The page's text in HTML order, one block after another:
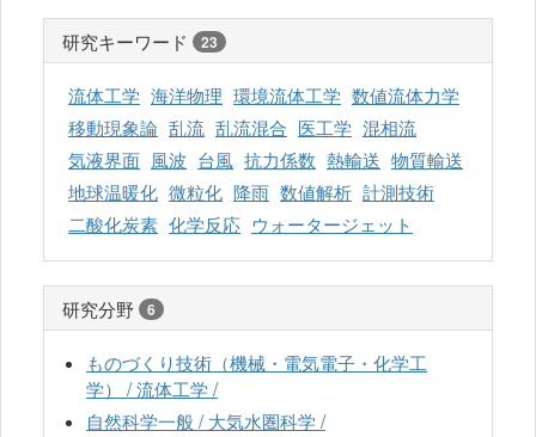
研究キーワード 23
流体工学 海洋物理 環境流体工学 数値流体力学
移動現象論 乱流 乱流混合 医工学 混相流
気液界面 風波 台風 抗力係数 熱輸送 物質輸送
地球温暖化 微粒化 降雨 数値解析 計測技術
二酸化炭素 化学反応 ウォータージェット
研究分野 6
ものづくり技術（機械・電気電子・化学工
学） / 流体工学 /
自然科学一般 / 大気水圏科学 /